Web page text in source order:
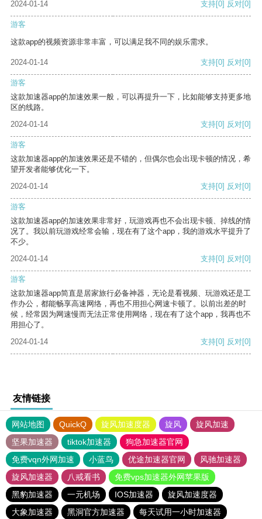
2024-01-14 支持[0] 反对[0]
游客
这款app的视频资源非常丰富，可以满足我不同的娱乐需求。
2024-01-14 支持[0] 反对[0]
游客
这款加速器app的加速效果一般，可以再提升一下，比如能够支持更多地
区的线路。
2024-01-14
支持[0] 反对[0]
游客
这款加速器app的加速效果还是不错的，但偶尔也会出现卡顿的情况，希
望开发者能够优化一下。
2024-01-14
支持[0] 反对[0]
游客
这款加速器app的加速效果非常好，玩游戏再也不会出现卡顿、掉线的情
况了。我以前玩游戏经常会输，现在有了这个app，我的游戏水平提升了
不少。
2024-01-14
支持[0] 反对[0]
游客
这款加速器app简直是居家旅行必备神器，无论是看视频、玩游戏还是工
作办公，都能畅享高速网络，再也不用担心网速卡顿了。以前出差的时
候，经常因为网速慢而无法正常使用网络，现在有了这个app，我再也不
用担心了。
2024-01-14
支持[0] 反对[0]
友情链接
网站地图 QuickQ 旋风加速度器 旋风
旋风加速
坚果加速器
tiktok加速器
狗急加速器官网
免费vqn外网加速
小蓝鸟 优途加速器官网
风驰加速器
旋风加速器
八戒看书
免费vps加速器外网苹果版
黑豹加速器
一元机场 IOS加速器
旋风加速度器
大象加速器
黑洞官方加速器 每天试用一小时加速器